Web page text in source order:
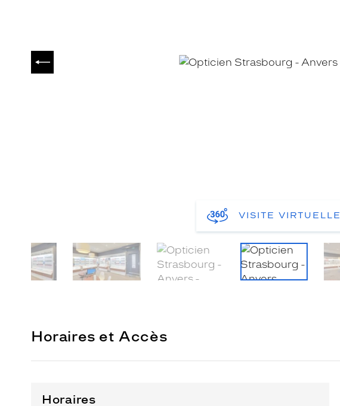
VISITE VIRTUELLE
Horaires et Accès
Horaires
Jour de
Horaires